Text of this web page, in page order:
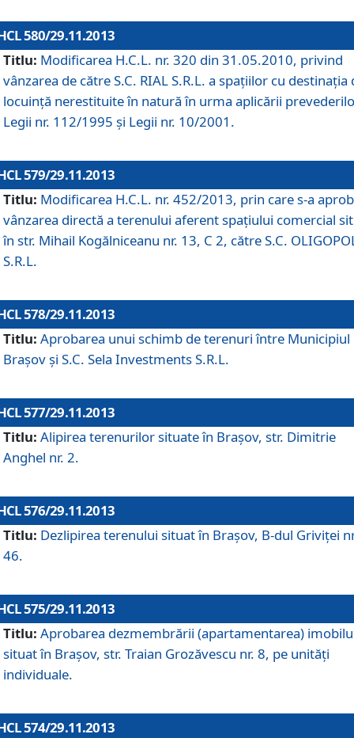
580/29.11.2013
Titlu: Modificarea H.C.L. nr. 320 din 31.05.2010, privind
vânzarea de către S.C. RIAL S.R.L. a spaţiilor cu destinaţia
locuinţă nerestituite în natură în urma aplicării
Legii nr. 112/1995 şi Legii nr. 10/2001.
579/29.11.2013
Titlu: Modificarea H.C.L. nr. 452/2013, prin care s-a
vânzarea directă a terenului aferent spaţiului comercial
în str. Mihail Kogălniceanu nr. 13, C 2, către S.C.
S.R.L.
578/29.11.2013
Titlu: Aprobarea unui schimb de terenuri între Municipiul
Braşov şi S.C. Sela Investments S.R.L.
577/29.11.2013
Titlu: Alipirea terenurilor situate în Braşov, str. Dimitrie
Anghel nr. 2.
576/29.11.2013
Titlu: Dezlipirea terenului situat în Braşov, B-dul Griviţei
46.
575/29.11.2013
Titlu: Aprobarea dezmembrării (apartamentarea)
situat în Braşov, str. Traian Grozăvescu nr. 8, pe unităţi
individuale.
574/29.11.2013